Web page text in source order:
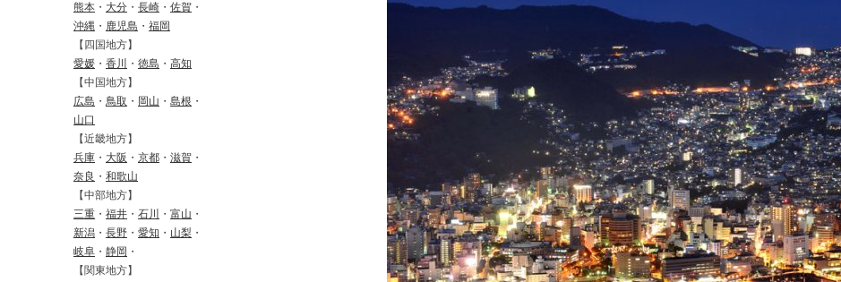
熊本 ・ 大分 ・ 長崎 ・ 佐賀 ・
沖縄 ・ 鹿児島 ・ 福岡
【四国地方】
愛媛 ・ 香川 ・ 徳島 ・ 高知
【中国地方】
広島 ・ 鳥取 ・ 岡山 ・ 島根 ・
山口
【近畿地方】
兵庫 ・ 大阪 ・ 京都 ・ 滋賀 ・
奈良 ・ 和歌山
【中部地方】
三重 ・ 福井 ・ 石川 ・ 富山 ・
新潟 ・ 長野 ・ 愛知 ・ 山梨 ・
岐阜 ・ 静岡 ・
【関東地方】